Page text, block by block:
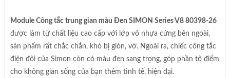
Module Công tắc trung gian màu Đen SIMON Series V8 80398-26
được làm từ chất liệu cao cấp với lớp vỏ nhựa cứng bên ngoài,
sản phẩm rất chắc chắn, khó bị giòn, vỡ. Ngoài ra, chiếc công tắc
điện đôi của Simon còn có màu đen sang trọng, góp phần tô điểm
cho không gian sống của bạn thêm tinh tế, hiện đại.